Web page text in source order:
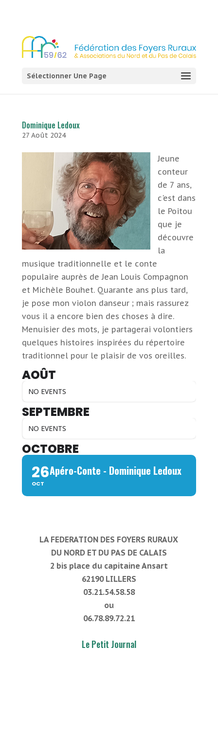
Sélectionner Une Page
Dominique Ledoux
27 Août 2024
Jeune
conteur
de 7 ans,
c'est dans
le Poitou
que je
découvre
la
musique traditionnelle et le conte
populaire auprès de Jean Louis Compagnon
et Michèle Bouhet. Quarante ans plus tard,
je pose mon violon danseur ; mais rassurez
vous il a encore bien des choses à dire.
Menuisier des mots, je partagerai volontiers
quelques histoires inspirées du répertoire
traditionnel pour le plaisir de vos oreilles.
AOÛT
NO EVENTS
SEPTEMBRE
NO EVENTS
OCTOBRE
26
OCT
Apéro-Conte - Dominique Ledoux
LA FEDERATION DES FOYERS RURAUX
DU NORD ET DU PAS DE CALAIS
2 bis place du capitaine Ansart
62190 LILLERS
03.21.54.58.58
ou
06.78.89.72.21
Le Petit Journal